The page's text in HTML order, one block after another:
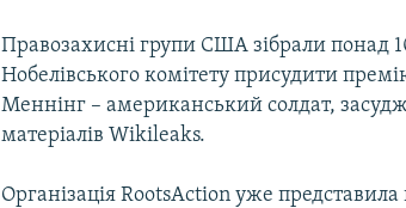
Правозахисні групи США зібрали понад
Нобелівського комітету присудити
Меннінг – американський солдат,
матеріалів Wikileaks.
Організація RootsAction уже